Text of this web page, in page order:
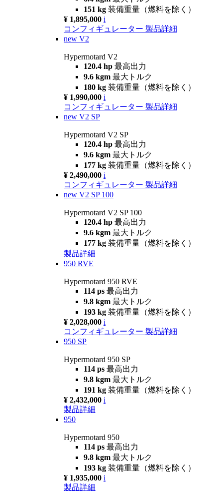
151 kg 装備重量（燃料を除く）
¥ 1,895,000 i
コンフィギュレーター 製品詳細
new V2
Hypermotard V2
120.4 hp 最高出力
9.6 kgm 最大トルク
180 kg 装備重量（燃料を除く）
¥ 1,990,000 i
コンフィギュレーター 製品詳細
new V2 SP
Hypermotard V2 SP
120.4 hp 最高出力
9.6 kgm 最大トルク
177 kg 装備重量（燃料を除く）
¥ 2,490,000 i
コンフィギュレーター 製品詳細
new V2 SP 100
Hypermotard V2 SP 100
120.4 hp 最高出力
9.6 kgm 最大トルク
177 kg 装備重量（燃料を除く）
製品詳細
950 RVE
Hypermotard 950 RVE
114 ps 最高出力
9.8 kgm 最大トルク
193 kg 装備重量（燃料を除く）
¥ 2,028,000 i
コンフィギュレーター 製品詳細
950 SP
Hypermotard 950 SP
114 ps 最高出力
9.8 kgm 最大トルク
191 kg 装備重量（燃料を除く）
¥ 2,432,000 i
製品詳細
950
Hypermotard 950
114 ps 最高出力
9.8 kgm 最大トルク
193 kg 装備重量（燃料を除く）
¥ 1,935,000 i
製品詳細